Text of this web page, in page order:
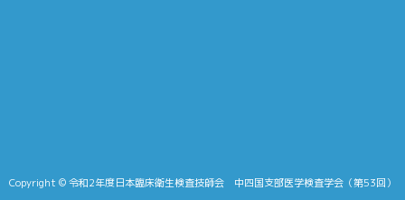
Copyright © 令和2年度日本臨床衛生検査技師会 中四国支部医学検査学会（第53回）